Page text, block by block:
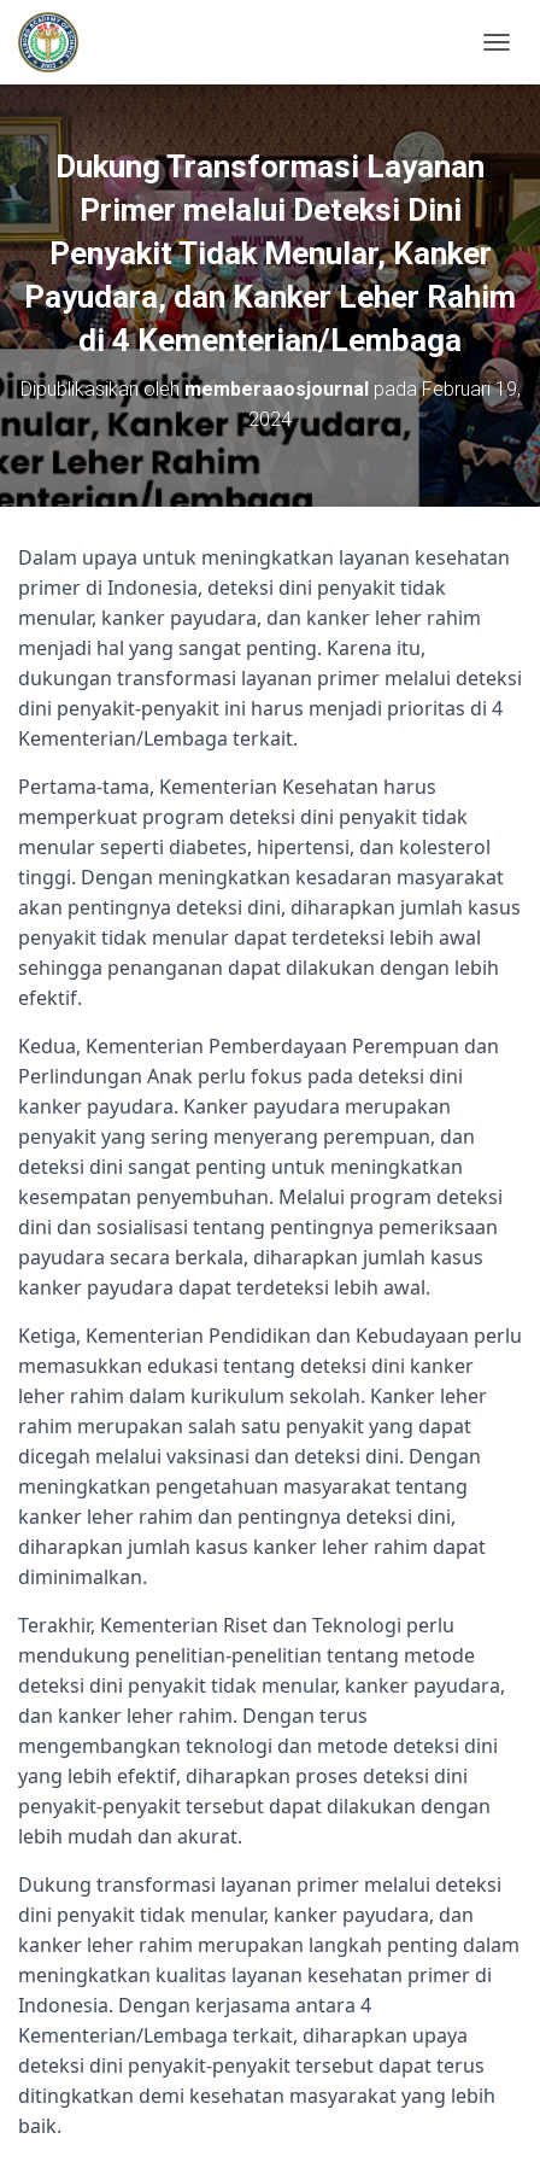
O
G
L
N
V
I
G
A
S
I
Dukung Transformasi Layanan
Primer melalui Deteksi Dini
Penyakit Tidak Menular, Kanker
Payudara, dan Kanker Leher Rahim
di 4 Kementerian/Lembaga
Dipublikasikan olehmemberaaosjournalpadaFebruari 19,
2024
Dalam upaya untuk meningkatkan layanan kesehatan
primer di Indonesia, deteksi dini penyakit tidak
menular, kanker payudara, dan kanker leher rahim
menjadi hal yang sangat penting. Karena itu,
dukungan transformasi layanan primer melalui deteksi
dini penyakit-penyakit ini harus menjadi prioritas di 4
Kementerian/Lembaga terkait.
Pertama-tama, Kementerian Kesehatan harus
memperkuat program deteksi dini penyakit tidak
menular seperti diabetes, hipertensi, dan kolesterol
tinggi. Dengan meningkatkan kesadaran masyarakat
akan pentingnya deteksi dini, diharapkan jumlah kasus
penyakit tidak menular dapat terdeteksi lebih awal
sehingga penanganan dapat dilakukan dengan lebih
efektif.
Kedua, Kementerian Pemberdayaan Perempuan dan
Perlindungan Anak perlu fokus pada deteksi dini
kanker payudara. Kanker payudara merupakan
penyakit yang sering menyerang perempuan, dan
deteksi dini sangat penting untuk meningkatkan
kesempatan penyembuhan. Melalui program deteksi
dini dan sosialisasi tentang pentingnya pemeriksaan
payudara secara berkala, diharapkan jumlah kasus
kanker payudara dapat terdeteksi lebih awal.
Ketiga, Kementerian Pendidikan dan Kebudayaan perlu
memasukkan edukasi tentang deteksi dini kanker
leher rahim dalam kurikulum sekolah. Kanker leher
rahim merupakan salah satu penyakit yang dapat
dicegah melalui vaksinasi dan deteksi dini. Dengan
meningkatkan pengetahuan masyarakat tentang
kanker leher rahim dan pentingnya deteksi dini,
diharapkan jumlah kasus kanker leher rahim dapat
diminimalkan.
Terakhir, Kementerian Riset dan Teknologi perlu
mendukung penelitian-penelitian tentang metode
deteksi dini penyakit tidak menular, kanker payudara,
dan kanker leher rahim. Dengan terus
mengembangkan teknologi dan metode deteksi dini
yang lebih efektif, diharapkan proses deteksi dini
penyakit-penyakit tersebut dapat dilakukan dengan
lebih mudah dan akurat.
Dukung transformasi layanan primer melalui deteksi
dini penyakit tidak menular, kanker payudara, dan
kanker leher rahim merupakan langkah penting dalam
meningkatkan kualitas layanan kesehatan primer di
Indonesia. Dengan kerjasama antara 4
Kementerian/Lembaga terkait, diharapkan upaya
deteksi dini penyakit-penyakit tersebut dapat terus
ditingkatkan demi kesehatan masyarakat yang lebih
baik.